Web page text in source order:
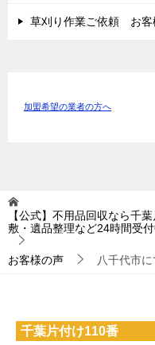
草刈り作業ご依頼 お客
加盟希望の業者の方へ
【公式】不用品回収なら千
敷・遺品整理など24時間受付
お客様の声 八千代市
千葉片付け110番